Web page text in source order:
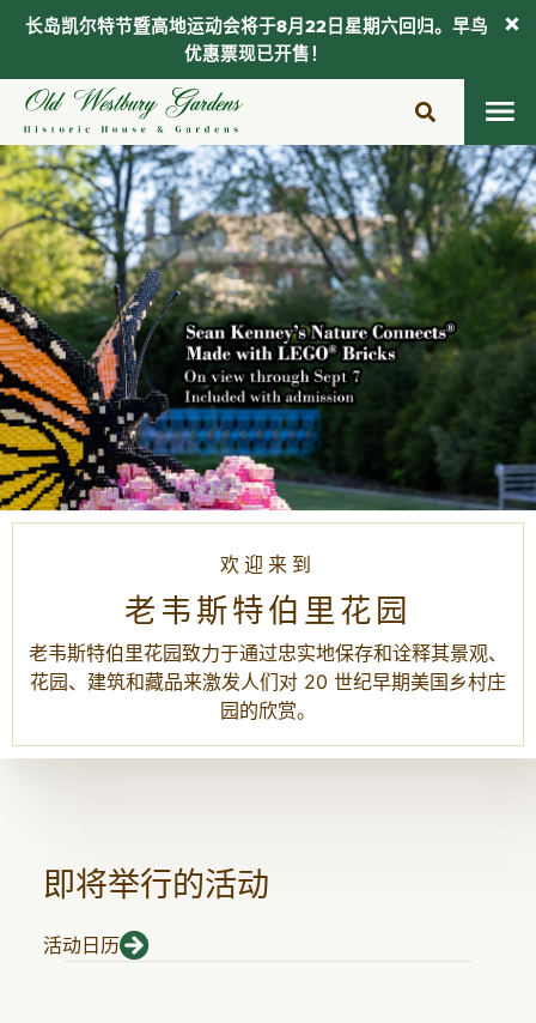
内
容
欢迎来到
老韦斯特伯里花园
老韦斯特伯里花园致力于通过忠实地保存和诠释其景观、
花园、建筑和藏品来激发人们对 20 世纪早期美国乡村庄
园的欣赏。
即将举行的活动
活动日历
长岛凯尔特节暨高地运动会将于8月22日星期六回归。早鸟
优惠票现已开售！